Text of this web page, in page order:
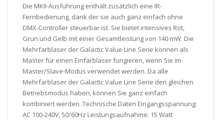
Die MKII-Ausführung enthält zusätzlich eine IR-
Fernbedienung, dank der sie auch ganz einfach ohne
DMX-Controller steuerbar ist. Sie bietet intensives Rot,
Grün und Gelb mit einer Gesamtleistung von 140 mW. Die
Mehrfarblaser der Galactic Value Line Serie können als
Master für einen Einfarblaser fungieren, wenn Sie im
Master/Slave-Modus verwendet werden. Da alle
Mehrfarblaser der Galactic Value Line Serie den gleichen
Betriebsmodus haben, können Sie ganz einfach
kombiniert werden. Technische Daten Eingangsspannung:
AC 100-240V, 50/60Hz Leistungsaufnahme: 15 Watt